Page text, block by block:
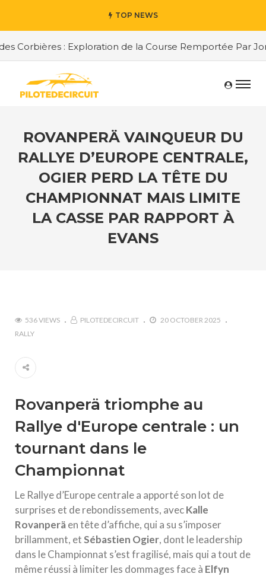
TOP NEWS
Corbières : Exploration de la Course Remportée Par
ROVANPERÄ VAINQUEUR DU
RALLYE D’EUROPE CENTRALE,
OGIER PERD LA TÊTE DU
CHAMPIONNAT MAIS LIMITE
LA CASSE PAR RAPPORT À
EVANS
536 VIEWS PILOTEDECIRCUIT
20 OCTOBER 2025
RALLY
Rovanperä triomphe au
Rallye d'Europe centrale : un
tournant dans le
Championnat
Le Rallye d’Europe centrale a apporté son lot de
surprises et de rebondissements, avecKalle
Rovanperäen tête d’affiche, qui a su s’imposer
brillamment, etSébastien Ogier, dont le leadership
dans le Championnat s’est fragilisé, mais qui a tout de
même réussi à limiter les dommages face à Elfyn